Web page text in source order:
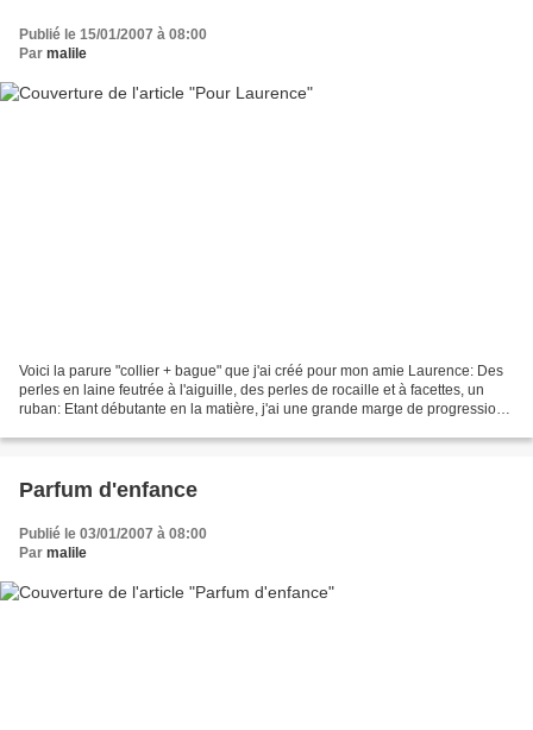
Publié le 15/01/2007 à 08:00
Par malile
Voici la parure "collier + bague" que j'ai créé pour mon amie Laurence: Des
perles en laine feutrée à l'aiguille, des perles de rocaille et à facettes, un
ruban: Etant débutante en la matière, j'ai une grande marge de progression
Parfum d'enfance
Publié le 03/01/2007 à 08:00
Par malile